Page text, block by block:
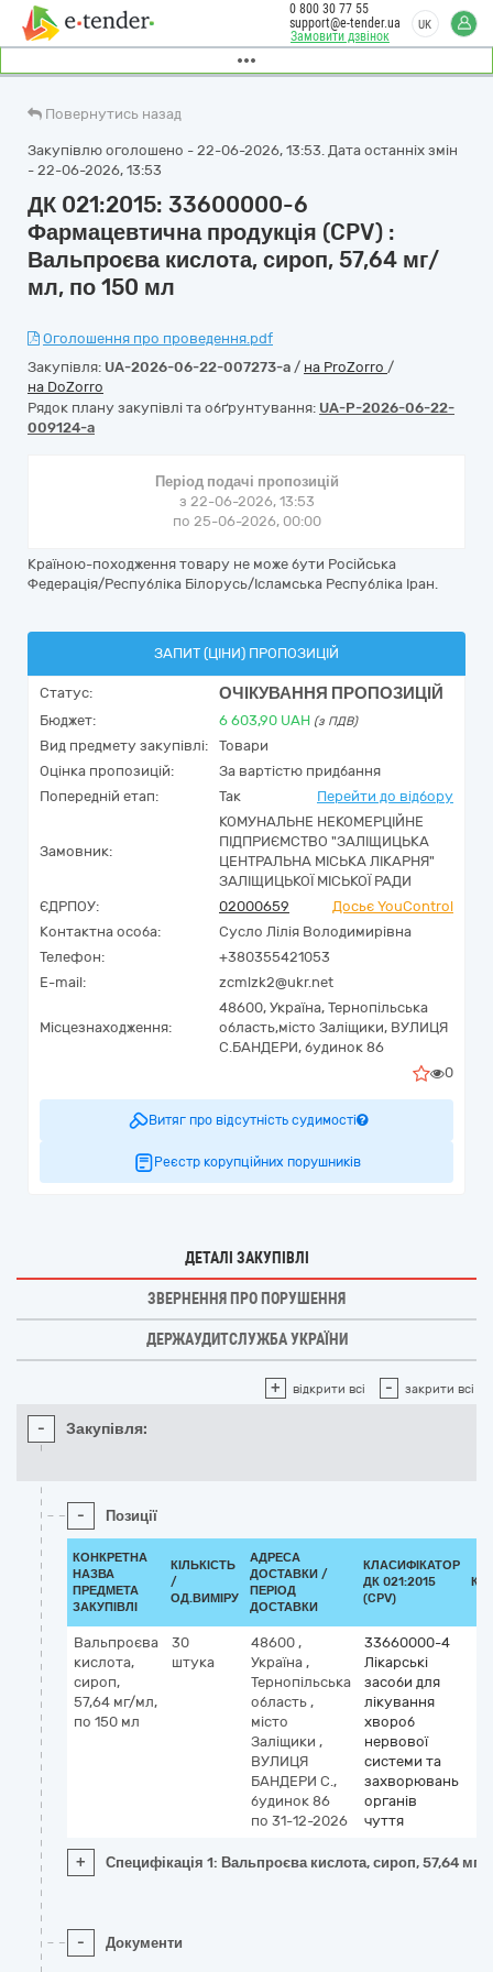
Замовити дзвінок
0 800 30 77 55
support@e-tender.ua
UK
Повернутись назад
Закупівлю оголошено - 22-06-2026, 13:53. Дата останніх змін
- 22-06-2026, 13:53
ДК 021:2015: 33600000-6
Фармацевтична продукція (CPV) :
Вальпроєва кислота, сироп, 57,64 мг/
мл, по 150 мл
Оголошення про проведення.pdf
Закупівля: UA-2026-06-22-007273-a / на ProZorro /
на DoZorro
Рядок плану закупівлі та обґрунтування: UA-P-2026-06-22-
009124-a
Період подачі пропозицій
з 22-06-2026, 13:53
по 25-06-2026, 00:00
Країною-походження товару не може бути Російська
Федерація/Республіка Білорусь/Ісламська Республіка Іран.
ЗАПИТ (ЦІНИ) ПРОПОЗИЦІЙ
Статус: ОЧІКУВАННЯ ПРОПОЗИЦІЙ
Бюджет: 6 603,90 UAH (з ПДВ)
Вид предмету закупівлі:
Товари
Оцінка пропозицій:
За вартістю придбання
Попередній етап:
Так Перейти до відбору
Замовник:
КОМУНАЛЬНЕ НЕКОМЕРЦІЙНЕ
ПІДПРИЄМСТВО "ЗАЛІЩИЦЬКА
ЦЕНТРАЛЬНА МІСЬКА ЛІКАРНЯ"
ЗАЛІЩИЦЬКОЇ МІСЬКОЇ РАДИ
ЄДРПОУ:
02000659
Досьє YouControl
Контактна особа:
Сусло Лілія Володимирівна
Телефон:
+380355421053
E-mail:
zcmlzk2@ukr.net
Місцезнаходження:
48600, Україна, Тернопільська
область,місто Заліщики, ВУЛИЦЯ
С.БАНДЕРИ, будинок 86
0
Витяг про відсутність судимості
Реєстр корупційних порушників
ДЕТАЛІ ЗАКУПІВЛІ
ЗВЕРНЕННЯ ПРО ПОРУШЕННЯ
ДЕРЖАУДИТСЛУЖБА УКРАЇНИ
+ відкрити всі - закрити всі
- Закупівля:
- Позиції
КОНКРЕТНА
НАЗВА
ПРЕДМЕТА
ЗАКУПІВЛІ
КІЛЬКІСТЬ
/
ОД.ВИМІРУ
АДРЕСА
ДОСТАВКИ /
ПЕРІОД
ДОСТАВКИ
КЛАСИФІКАТОР
ДК 021:2015
(CPV)
Вальпроєва
кислота,
сироп,
57,64 мг/мл,
по 150 мл
30
штука
48600 ,
Україна ,
Тернопільська
область ,
місто
Заліщики ,
ВУЛИЦЯ
БАНДЕРИ С.,
будинок 86
по 31-12-2026
33660000-4
Лікарські
засоби для
лікування
хвороб
нервової
системи та
захворювань
органів
чуття
+ Специфікація 1: Вальпроєва кислота, сироп, 57,64
- Документи